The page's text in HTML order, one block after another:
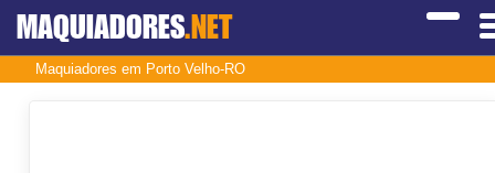
MAQUIADORES.NET
Maquiadores em Porto Velho-RO